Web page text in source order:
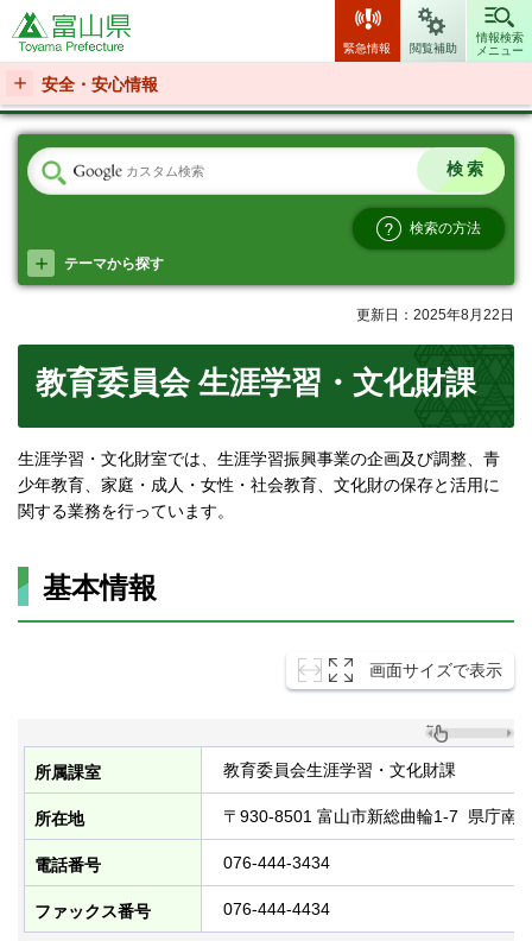
富山県
緊急情報 閲覧補助
情報検索
メニュー
安全・安心情報
検索の方法
テーマから探す
更新日：2025年8月22日
教育委員会 生涯学習・文化財課
生涯学習・文化財室では、生涯学習振興事業の企画及び調整、青
少年教育、家庭・成人・女性・社会教育、文化財の保存と活用に
関する業務を行っています。
基本情報
画面サイズで表示
所属課室 教育委員会生涯学習・文化財課
所在地 〒930-8501 富山市新総曲輪1-7 県
電話番号 076-444-3434
ファックス番号 076-444-4434